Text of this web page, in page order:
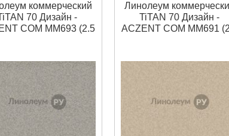
коммерческий
70 Дизайн -
COM MM693 (2.5
Линолеум
TiTAN 70 Дизайн -
ACZENT COM MM691